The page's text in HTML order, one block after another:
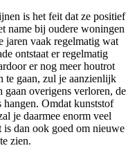
is het feit dat ze positief
name bij oudere woningen
jaren vaak regelmatig wat
ontstaat er regelmatig
er nog meer houtrot
te gaan, zul je aanzienlijk
gaan overigens verloren, de
Omdat kunststof
je daarmee enorm veel
is dan ook goed om nieuwe
zien.